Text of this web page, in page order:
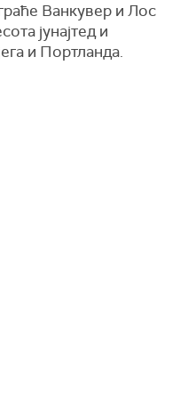
Ванкувер и Лос
јунајтед и
и Портланда.